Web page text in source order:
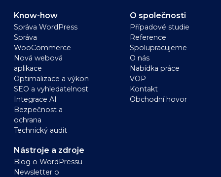
Know-how
Správa WordPress
Správa
WooCommerce
Nová webová
aplikace
Optimalizace a výkon
SEO a vyhledatelnost
Integrace AI
Bezpečnost a
ochrana
Technický audit
Nástroje a zdroje
Blog o WordPressu
Newsletter o
O společnosti
Případové studie
Reference
Spolupracujeme
O nás
Nabídka práce
VOP
Kontakt
Obchodní hovor